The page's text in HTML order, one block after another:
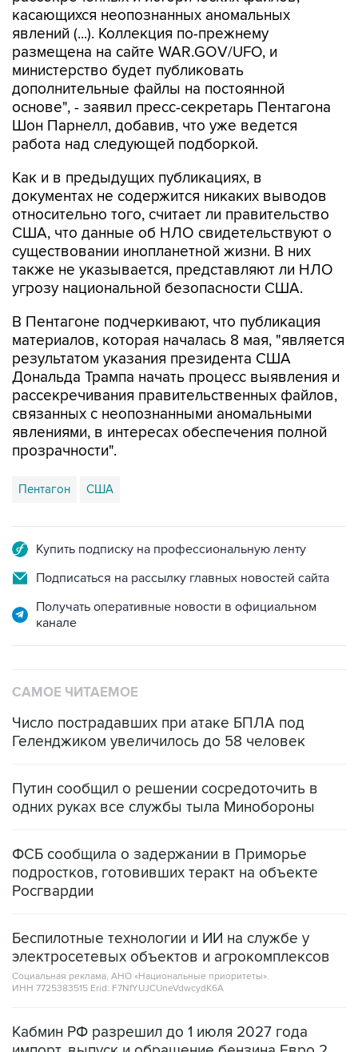
касающихся неопознанных аномальных
явлений (...). Коллекция по-прежнему
размещена на сайте WAR.GOV/UFO, и
министерство будет публиковать
дополнительные файлы на постоянной
основе", - заявил пресс-секретарь Пентагона
Шон Парнелл, добавив, что уже ведется
работа над следующей подборкой.
Как и в предыдущих публикациях, в
документах не содержится никаких выводов
относительно того, считает ли правительство
США, что данные об НЛО свидетельствуют о
существовании инопланетной жизни. В них
также не указывается, представляют ли НЛО
угрозу национальной безопасности США.
В Пентагоне подчеркивают, что публикация
материалов, которая началась 8 мая, "является
результатом указания президента США
Дональда Трампа начать процесс выявления и
рассекречивания правительственных файлов,
связанных с неопознанными аномальными
явлениями, в интересах обеспечения полной
прозрачности".
Пентагон США
Купить подписку на профессиональную ленту
Подписаться на рассылку главных новостей сайта
Получать оперативные новости в официальном
канале
САМОЕ ЧИТАЕМОЕ
Число пострадавших при атаке БПЛА под
Геленджиком увеличилось до 58 человек
Путин сообщил о решении сосредоточить в
одних руках все службы тыла Минобороны
ФСБ сообщила о задержании в Приморье
подростков, готовивших теракт на объекте
Росгвардии
Беспилотные технологии и ИИ на службе у
электросетевых объектов и агрокомплексов
Социальная реклама, АНО «Национальные приоритеты».
ИНН 7725383515 Erid: F7NfYUJCUneVdwcydK6A
Кабмин РФ разрешил до 1 июля 2027 года